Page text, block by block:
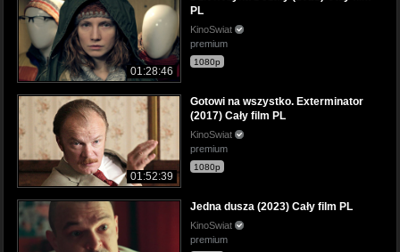
01:28:46
PL
KinoSwiat
premium
1080p
01:52:39
Gotowi na wszystko. Exterminator
(2017) Cały film PL
KinoSwiat
premium
1080p
Jedna dusza (2023) Cały film PL
KinoSwiat
premium